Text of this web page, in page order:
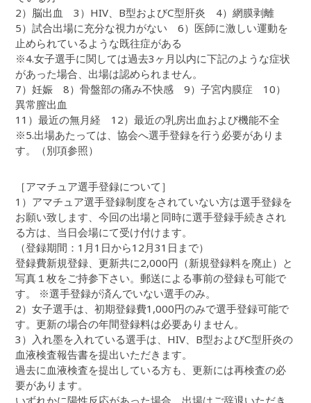
2）脳出血 3）HIV、B型およびC型肝炎 4）網膜剥離
5）試合出場に充分な視力がない 6）医師に激しい運動を
止められているような既往症がある
※4.女子選手に関しては過去3ヶ月以内に下記のような症状
があった場合、出場は認められません。
7）妊娠 8）骨盤部の痛み不快感 9）子宮内膜症 10）
異常膣出血
11）最近の無月経 12）最近の乳房出血および機能不全
※5.出場あたっては、協会へ選手登録を行う必要がありま
す。（別項参照）
［アマチュア選手登録について］
1）アマチュア選手登録制度をされていない方は選手登録を
お願い致します、今回の出場と同時に選手登録手続きされ
る方は、当日会場にて受け付けます。
（登録期間：1月1日から12月31日まで）
登録費新規登録、更新共に2,000円（新規登録料を廃止）と
写真１枚をご持参下さい。郵送による事前の登録も可能で
す。 ※選手登録が済んでいない選手のみ。
2）女子選手は、初期登録費1,000円のみで選手登録可能で
す。更新の場合の年間登録料は必要ありません。
3）入れ墨を入れている選手は、HIV、B型およびC型肝炎の
血液検査報告書を提出いただきます。
過去に血液検査を提出している方も、更新には再検査の必
要があります。